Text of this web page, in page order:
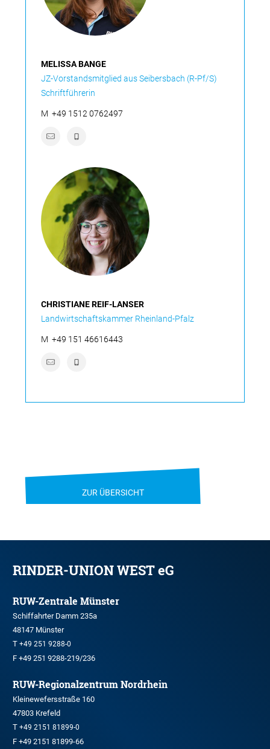
MELISSA BANGE
JZ-Vorstandsmitglied aus Seibersbach (R-Pf/S)
Schriftführerin
M +49 1512 0762497
CHRISTIANE REIF-LANSER
Landwirtschaftskammer Rheinland-Pfalz
M +49 151 46616443
ZUR ÜBERSICHT
RINDER-UNION WEST eG
RUW-Zentrale Münster
Schiffahrter Damm 235a
48147 Münster
T +49 251 9288-0
F +49 251 9288-219/236
RUW-Regionalzentrum Nordrhein
Kleinewefersstraße 160
47803 Krefeld
T +49 2151 81899-0
F +49 2151 81899-66